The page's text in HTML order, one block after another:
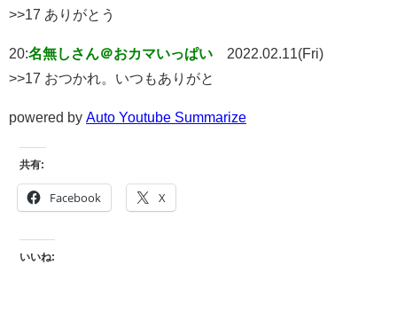
>>17 ありがとう
20:名無しさん＠おカマいっぱい
2022.02.11(Fri)
>>17 おつかれ。いつもありがと
powered by Auto Youtube Summarize
共有:
Facebook X
いいね: